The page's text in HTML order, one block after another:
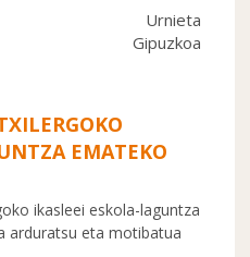
Urnieta
Gipuzkoa
EMATEKO
ikasleei eskola-laguntza
arduratsu eta motibatua